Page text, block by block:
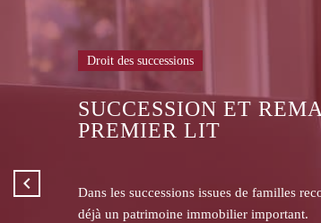
Droit des successions
ASSURANCE-VIE :
CONTRATS AUX
Dans les successions, les héritiers non
ou les pièces de gestion.